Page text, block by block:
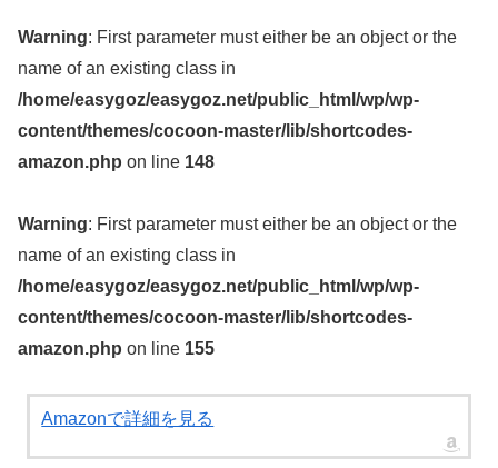
Warning: First parameter must either be an object or the
name of an existing class in
/home/easygoz/easygoz.net/public_html/wp/wp-
content/themes/cocoon-master/lib/shortcodes-
amazon.php on line 148
Warning: First parameter must either be an object or the
name of an existing class in
/home/easygoz/easygoz.net/public_html/wp/wp-
content/themes/cocoon-master/lib/shortcodes-
amazon.php on line 155
Amazonで詳細を見る